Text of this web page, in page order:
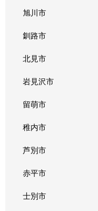
旭川市
釧路市
北見市
岩見沢市
留萌市
稚内市
芦別市
赤平市
士別市